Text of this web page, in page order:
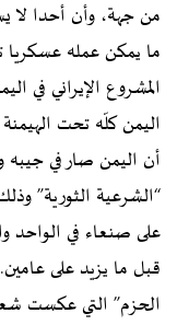
من جهة، وأن أحدا لا
ما يمكن عمله
المشروع الإيراني في
اليمن كلّه تحت
أن اليمن صار في
“الشرعية الثورية”
قبل ما يزيد على
الحزم” التي عكست